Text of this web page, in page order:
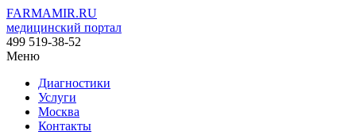
FARMAMIR.RU
медицинский портал
499 519-38-52
Меню
Диагностики
Услуги
Москва
Контакты